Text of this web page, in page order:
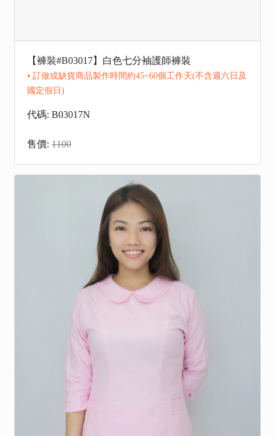
【褲裝#B03017】白色七分袖護師褲裝
⦁ 訂做或缺貨商品製作時間約45~60個工作天(不含週六日及
國定假日)
代碼: B03017N
售價: 1100